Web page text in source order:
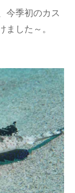
今季初のカス
した～。